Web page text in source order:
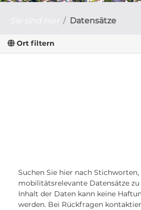
Datensätze
Ort filtern
Suchen Sie hier nach Stichworten,
mobilitätsrelevante Datensätze
Inhalt der Daten kann keine
werden. Bei Rückfragen